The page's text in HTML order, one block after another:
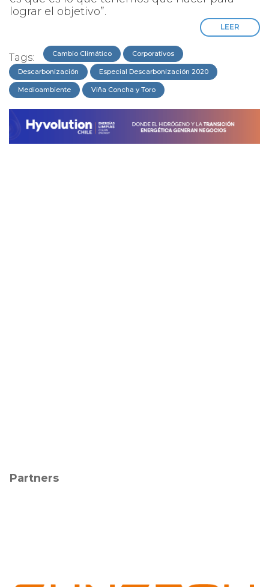
lograr el objetivo”.
LEER
Tags: Cambio Climático Corporativos
Descarbonización Especial Descarbonización 2020
Medioambiente Viña Concha y Toro
Partners